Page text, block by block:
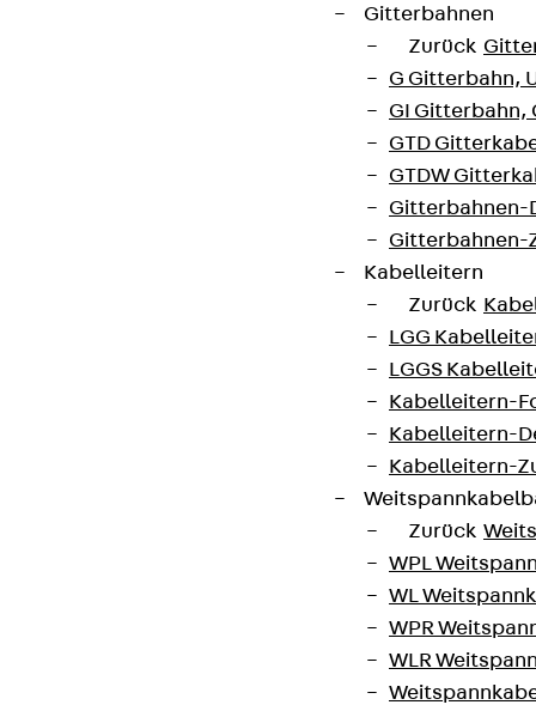
Gitterbahnen
Zurück
G Gitterbahn,
GI Gitterbahn,
GTD
GTDW
Gitterbahnen-
Gitterbahnen-
Kabelleitern
Zurück
LGG
LGGS
Kabelleitern-
Kabelleitern-
Kabelleitern-
Zurück
WPL
WL
WPR
WLR